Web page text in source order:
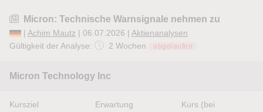
Micron: Technische Warnsignale nehmen zu
| Achim Mautz | 06.07.2026 | Aktienanalysen
Gültigkeit der Analyse:
2 Wochen abgelaufen
Micron Technology Inc
Kursziel
Erwartung
Kurs (bei